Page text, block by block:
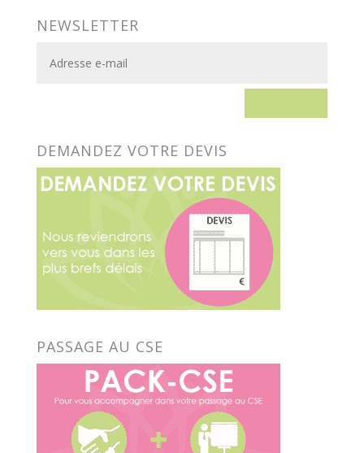
NEWSLETTER
DEMANDEZ VOTRE DEVIS
PASSAGE AU CSE